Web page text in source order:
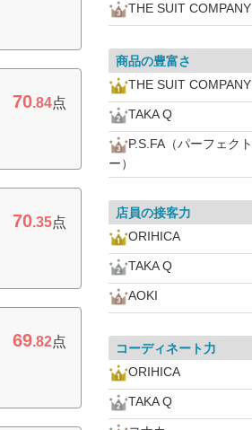
70.84点
70.35点
69.82点
THE SUIT COMPANY
商品の豊富さ
THE SUIT COMPANY
TAKA Q
P.S.FA（パーフェク
ー）
店員の接客力
ORIHICA
TAKA Q
AOKI
コーディネート力
ORIHICA
TAKA Q